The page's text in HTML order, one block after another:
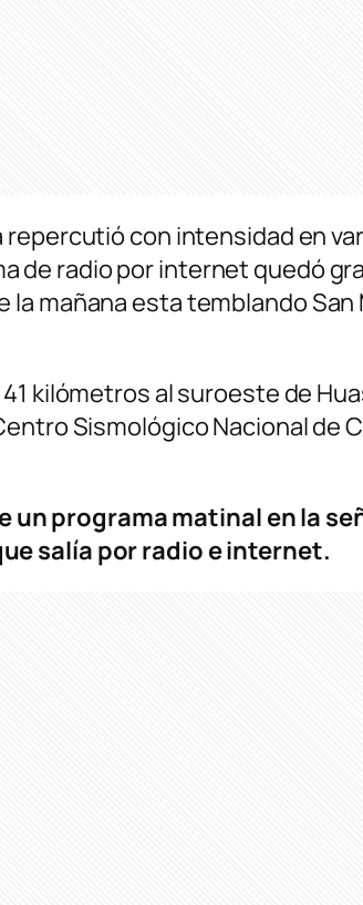
con intensidad en
de radio por internet quedó
la mañana esta temblando San
kilómetros al suroeste de
Sismológico Nacional de
programa matinal en la
salía por radio e internet.